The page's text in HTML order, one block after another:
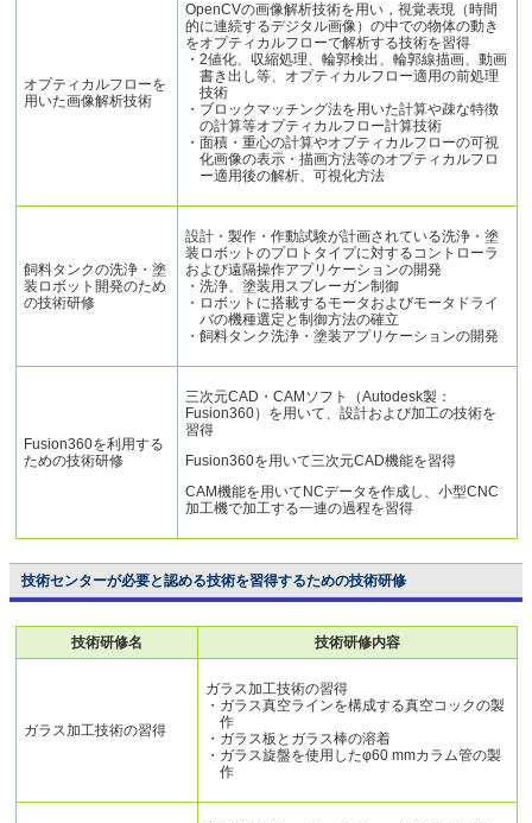
オプティカルフローを
用いた画像解析技術
OpenCVの画像解析技術を用い，視覚表現（時間
的に連続するデジタル画像）の中での物体の動き
をオプティカルフローで解析する技術を習得
・2値化、収縮処理、輪郭検出、輪郭線描画、動画
書き出し等、オプティカルフロー適用の前処理
技術
・ブロックマッチング法を用いた計算や疎な特徴
の計算等オプティカルフロー計算技術
・面積・重心の計算やオプティカルフローの可視
化画像の表示・描画方法等のオプティカルフロ
ー適用後の解析、可視化方法
飼料タンクの洗浄・塗
装ロボット開発のため
の技術研修
設計・製作・作動試験が計画されている洗浄・塗
装ロボットのプロトタイプに対するコントローラ
および遠隔操作アプリケーションの開発
・洗浄、塗装用スプレーガン制御
・ロボットに搭載するモータおよびモータドライ
バの機種選定と制御方法の確立
・飼料タンク洗浄・塗装アプリケーションの開発
Fusion360を利用する
ための技術研修
三次元CAD・CAMソフト（Autodesk製：
Fusion360）を用いて、設計および加工の技術を
習得
Fusion360を用いて三次元CAD機能を習得
CAM機能を用いてNCデータを作成し、小型CNC
加工機で加工する一連の過程を習得
技術センターが必要と認める技術を習得するための技術研修
技術研修名 技術研修内容
ガラス加工技術の習得
ガラス加工技術の習得
・ガラス真空ラインを構成する真空コックの製
作
・ガラス板とガラス棒の溶着
・ガラス旋盤を使用したφ60 mmカラム管の製
作